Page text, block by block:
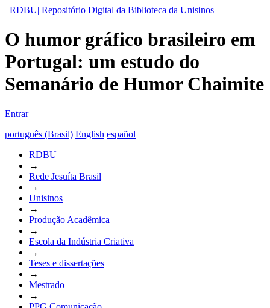
RDBU| Repositório Digital da Biblioteca da Unisinos
O humor gráfico brasileiro em
Portugal: um estudo do
Semanário de Humor Chaimite
Entrar
português (Brasil) English español
RDBU
→
Rede Jesuíta Brasil
→
Unisinos
→
Produção Acadêmica
→
Escola da Indústria Criativa
→
Teses e dissertações
→
Mestrado
→